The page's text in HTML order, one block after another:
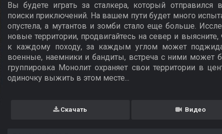
Вы будете играть за сталкера, который
поиски приключений. На вашем пути будет много
опустела, а мутантов и зомби стало еще больше.
новые территории, продвигайтесь на север и выясните,
к каждому походу, за каждым углом может
военные, наемники и бандиты, встреча с ними может
группировка Монолит охраняет свои территории в
одиночку выжить в этом месте...
Скачать Видео